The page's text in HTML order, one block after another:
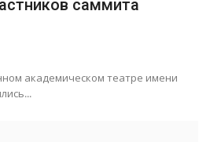
саммита
академическом театре имени